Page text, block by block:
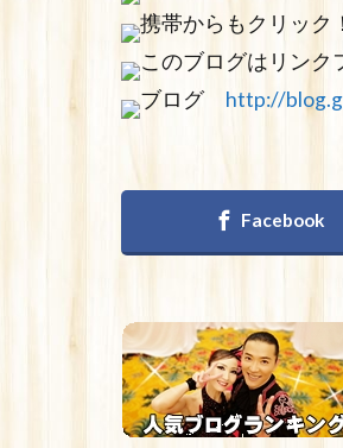
携帯からもクリック
このブログはリンク
ブログ http://